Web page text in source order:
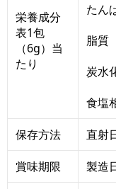
栄養成分
表1包
（6g）当
たり
たん
脂
炭水
食塩
保存方法 直射
賞味期限 製造